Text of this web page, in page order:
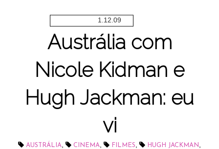
1.12.09
Austrália com
Nicole Kidman e
Hugh Jackman: eu
vi
AUSTRÁLIA CINEMA FILMES HUGH JACKMAN